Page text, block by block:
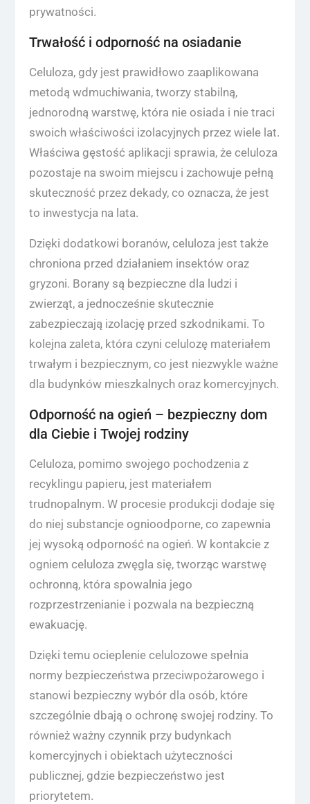
prywatności.
Trwałość i odporność na osiadanie
Celuloza, gdy jest prawidłowo zaaplikowana
metodą wdmuchiwania, tworzy stabilną,
jednorodną warstwę, która nie osiada i nie traci
swoich właściwości izolacyjnych przez wiele lat.
Właściwa gęstość aplikacji sprawia, że celuloza
pozostaje na swoim miejscu i zachowuje pełną
skuteczność przez dekady, co oznacza, że jest
to inwestycja na lata.
Dzięki dodatkowi boranów, celuloza jest także
chroniona przed działaniem insektów oraz
gryzoni. Borany są bezpieczne dla ludzi i
zwierząt, a jednocześnie skutecznie
zabezpieczają izolację przed szkodnikami. To
kolejna zaleta, która czyni celulozę materiałem
trwałym i bezpiecznym, co jest niezwykle ważne
dla budynków mieszkalnych oraz komercyjnych.
Odporność na ogień – bezpieczny dom
dla Ciebie i Twojej rodziny
Celuloza, pomimo swojego pochodzenia z
recyklingu papieru, jest materiałem
trudnopalnym. W procesie produkcji dodaje się
do niej substancje ognioodporne, co zapewnia
jej wysoką odporność na ogień. W kontakcie z
ogniem celuloza zwęgla się, tworząc warstwę
ochronną, która spowalnia jego
rozprzestrzenianie i pozwala na bezpieczną
ewakuację.
Dzięki temu ocieplenie celulozowe spełnia
normy bezpieczeństwa przeciwpożarowego i
stanowi bezpieczny wybór dla osób, które
szczególnie dbają o ochronę swojej rodziny. To
również ważny czynnik przy budynkach
komercyjnych i obiektach użyteczności
publicznej, gdzie bezpieczeństwo jest
priorytetem.